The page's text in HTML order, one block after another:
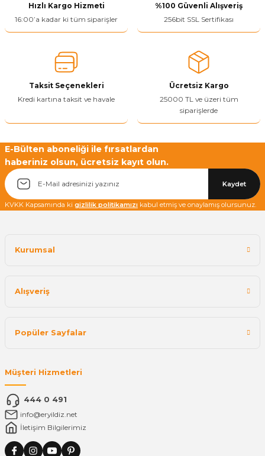
Ürün resmi kalitesiz, bozuk veya görüntülenemiyor.
Ürün bilgilerinde hatalar bulunuyor.
Ürün fiyatı diğer sitelerden daha pahalı.
Bu ürüne benzer farklı alternatifler olmalı.
Yetkiliye Gönder
Hızlı Kargo Hizmeti
16:00’a kadar ki tüm siparişler
%100 Güvenli Alışveriş
256bit SSL Sertifikası
Taksit Seçenekleri
Kredi kartına taksit ve havale
Ücretsiz Kargo
25000 TL ve üzeri tüm
siparişlerde
E-Bülten aboneliği ile fırsatlardan
haberiniz olsun, ücretsiz kayıt olun.
Kaydet
KVKK Kapsamında ki gizlilik politikamızı kabul etmiş ve onaylamış olursunuz.
Kurumsal
Alışveriş
Popüler Sayfalar
Müşteri Hizmetleri
444 0 491
info@eryildiz.net
İletişim Bilgilerimiz